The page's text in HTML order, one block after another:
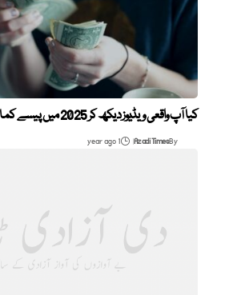
کیا آپ واقعی ویڈیوز دیکھ کر 2025 میں پیسے کما سکتے ہیں؟
By
Azadi Times
1 year ago